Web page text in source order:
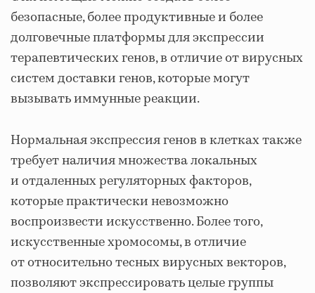
безопасные, более продуктивные и более
долговечные платформы для экспрессии
терапевтических генов, в отличие от вирусных
систем доставки генов, которые могут
вызывать иммунные реакции.
Нормальная экспрессия генов в клетках также
требует наличия множества локальных
и отдаленных регуляторных факторов,
которые практически невозможно
воспроизвести искусственно. Более того,
искусственные хромосомы, в отличие
от относительно тесных вирусных векторов,
позволяют экспрессировать целые группы